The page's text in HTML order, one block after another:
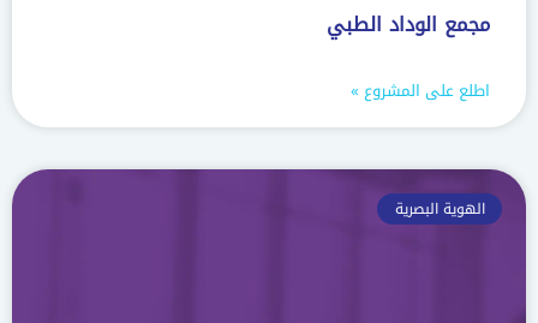
مجمع الوداد الطبي
اطلع على المشروع »
الهوية البصرية